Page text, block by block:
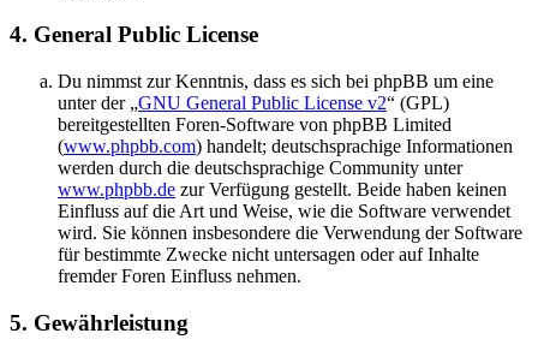
4. General Public License
Du nimmst zur Kenntnis, dass es sich bei phpBB um eine
unter der „GNU General Public License v2“ (GPL)
bereitgestellten Foren-Software von phpBB Limited
(www.phpbb.com) handelt; deutschsprachige Informationen
werden durch die deutschsprachige Community unter
www.phpbb.de zur Verfügung gestellt. Beide haben keinen
Einfluss auf die Art und Weise, wie die Software verwendet
wird. Sie können insbesondere die Verwendung der Software
für bestimmte Zwecke nicht untersagen oder auf Inhalte
fremder Foren Einfluss nehmen.
5. Gewährleistung